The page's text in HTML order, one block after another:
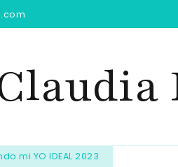
mi YO IDEAL 2023